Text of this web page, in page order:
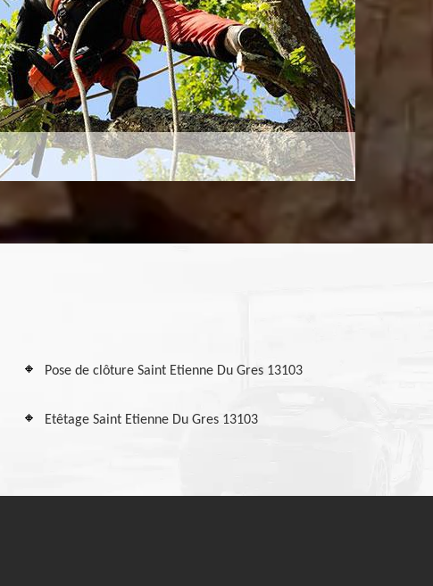
Pose de clôture Saint Etienne Du Gres 13103
Etêtage Saint Etienne Du Gres 13103